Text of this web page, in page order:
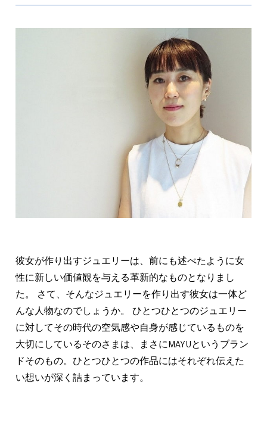
彼女が作り出すジュエリーは、前にも述べたように女
性に新しい価値観を与える革新的なものとなりまし
た。 さて、そんなジュエリーを作り出す彼女は一体ど
んな人物なのでしょうか。 ひとつひとつのジュエリー
に対してその時代の空気感や自身が感じているものを
大切にしているそのさまは、まさにMAYUというブラン
ドそのもの。ひとつひとつの作品にはそれぞれ伝えた
い想いが深く詰まっています。